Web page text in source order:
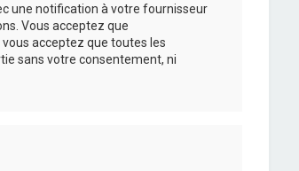
une notification à votre fournisseur
Vous acceptez que
acceptez que toutes les
sans votre consentement, ni